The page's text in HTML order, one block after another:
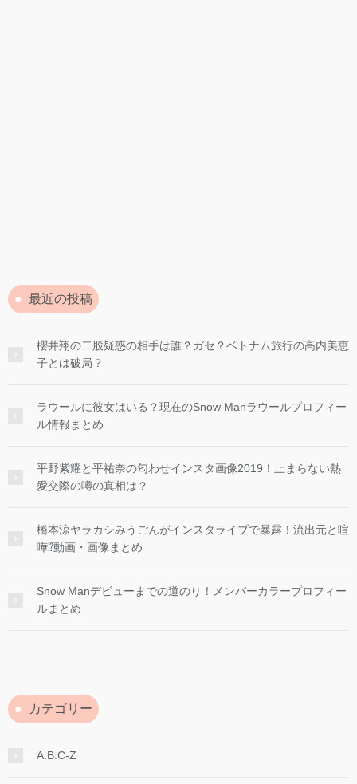
最近の投稿
櫻井翔の二股疑惑の相手は誰？ガセ？ベトナム旅行の高内美恵
子とは破局？
ラウールに彼女はいる？現在のSnow Manラウールプロフィー
ル情報まとめ
平野紫耀と平祐奈の匂わせインスタ画像2019！止まらない熱
愛交際の噂の真相は？
橋本涼ヤラカシみうごんがインスタライブで暴露！流出元と喧
嘩⁉︎動画・画像まとめ
Snow Manデビューまでの道のり！メンバーカラープロフィー
ルまとめ
カテゴリー
A.B.C-Z